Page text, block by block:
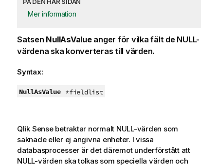
Mer information
Satsen NullAsValueanger för vilka fält de NULL-
värdena ska konverteras till värden.
Syntax:
NullAsValue *fieldlist
Qlik Sensebetraktar normalt NULL-värden som
saknade eller ej angivna enheter. I vissa
databasprocesser är det däremot underförstått att
NULL-värden ska tolkas som speciella värden och